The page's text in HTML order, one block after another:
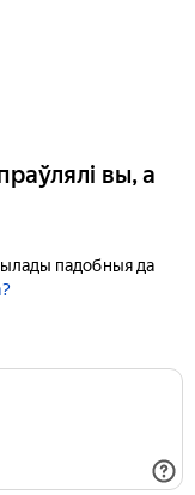
вы, а
падобныя да